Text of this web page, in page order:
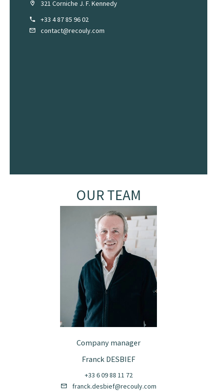
321 Corniche J. F. Kennedy
+33 4 87 85 96 02
contact@recouly.com
OUR TEAM
Company manager
Franck DESBIEF
+33 6 09 88 11 72
franck.desbief@recouly.com